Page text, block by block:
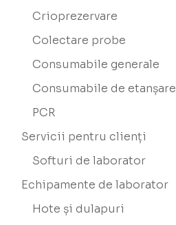
Crioprezervare
Colectare probe
Consumabile generale
Consumabile de etanșare
PCR
Servicii pentru clienți
Softuri de laborator
Echipamente de laborator
Hote și dulapuri